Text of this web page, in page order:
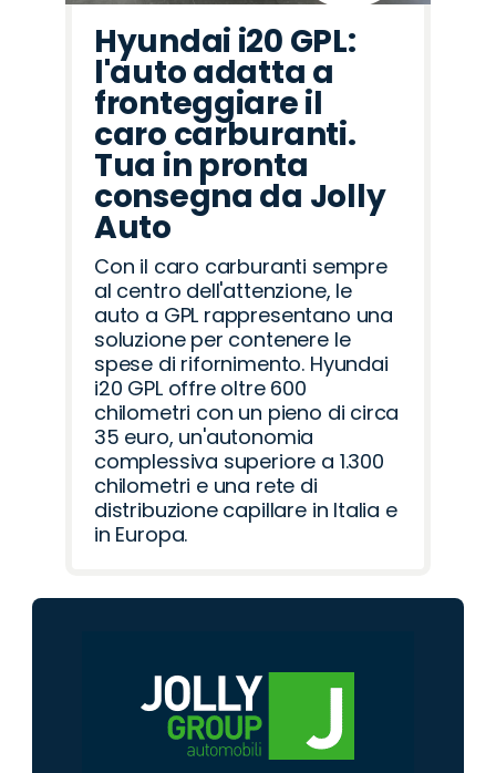
Hyundai i20 GPL:
l'auto adatta a
fronteggiare il
caro carburanti.
Tua in pronta
consegna da Jolly
Auto
Con il caro carburanti sempre
al centro dell'attenzione, le
auto a GPL rappresentano una
soluzione per contenere le
spese di rifornimento. Hyundai
i20 GPL offre oltre 600
chilometri con un pieno di circa
35 euro, un'autonomia
complessiva superiore a 1.300
chilometri e una rete di
distribuzione capillare in Italia e
in Europa.